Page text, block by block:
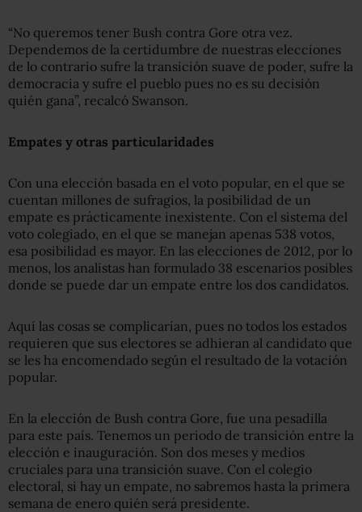
“No queremos tener Bush contra Gore otra vez.
Dependemos de la certidumbre de nuestras elecciones
de lo contrario sufre la transición suave de poder, sufre la
democracia y sufre el pueblo pues no es su decisión
quién gana”, recalcó Swanson.
Empates y otras particularidades
Con una elección basada en el voto popular, en el que se
cuentan millones de sufragios, la posibilidad de un
empate es prácticamente inexistente. Con el sistema del
voto colegiado, en el que se manejan apenas 538 votos,
esa posibilidad es mayor. En las elecciones de 2012, por lo
menos, los analistas han formulado 38 escenarios posibles
donde se puede dar un empate entre los dos candidatos.
Aquí las cosas se complicarían, pues no todos los estados
requieren que sus electores se adhieran al candidato que
se les ha encomendado según el resultado de la votación
popular.
En la elección de Bush contra Gore, fue una pesadilla
para este país. Tenemos un periodo de transición entre la
elección e inauguración. Son dos meses y medios
cruciales para una transición suave. Con el colegio
electoral, si hay un empate, no sabremos hasta la primera
semana de enero quién será presidente.